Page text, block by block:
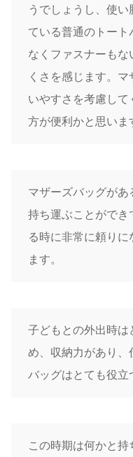
うでしょうし、使
ている普通のトー
なくファスナーもな
くさを感じます。
いやすさを考慮して
方が便利かと思いま
マザーズバッグがあ
持ち運ぶことができ
る時に非常に頼り
ます。
子どもとの外出時は
め、収納力があり、
バッグはとても役立
この時期は何かと